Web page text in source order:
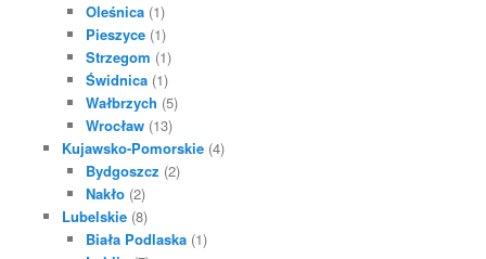
Oleśnica (1)
Pieszyce (1)
Strzegom (1)
Świdnica (1)
Wałbrzych (5)
Wrocław (13)
Kujawsko-Pomorskie(4)
Bydgoszcz (2)
Nakło (2)
Lubelskie(8)
Biała Podlaska (1)